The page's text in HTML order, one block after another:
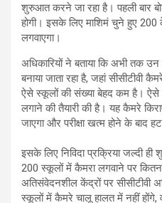
शुरुआत करने जा रहा है। पहली बार बोर्ड
होगी। इसके लिए माशिमं चुने हुए
लगवाएगा।
अधिकारियों ने बताया कि अभी तक उन
बनाया जाता रहा है, जहां सीसीटीवी
ऐसे स्कूलों की संख्या बेहद कम है।
लगाने की तैयारी की है। यह कैमरे
जाएगा और परीक्षा खत्म होने के बाद
इसके लिए निविदा प्रक्रिया जल्दी ही
200 स्कूलों में कैमरा लगवाने पर
अतिसंवेदनशील केंद्रों पर सीसीटीवी
स्कूलों में कैमरे चालू हालत में नहीं होंगे,